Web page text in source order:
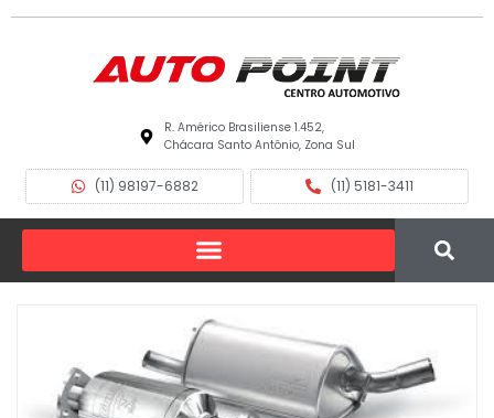
R. Américo Brasiliense 1.452,
Chácara Santo Antônio, Zona Sul
(11) 98197-6882 (11) 5181-3411